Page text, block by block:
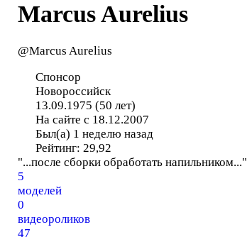
Marcus Aurelius
@Marcus Aurelius
Спонсор
Новороссийск
13.09.1975 (50 лет)
На сайте с 18.12.2007
Был(а) 1 неделю назад
Рейтинг: 29,92
"...после сборки обработать напильником..."
5
моделей
0
видеороликов
47